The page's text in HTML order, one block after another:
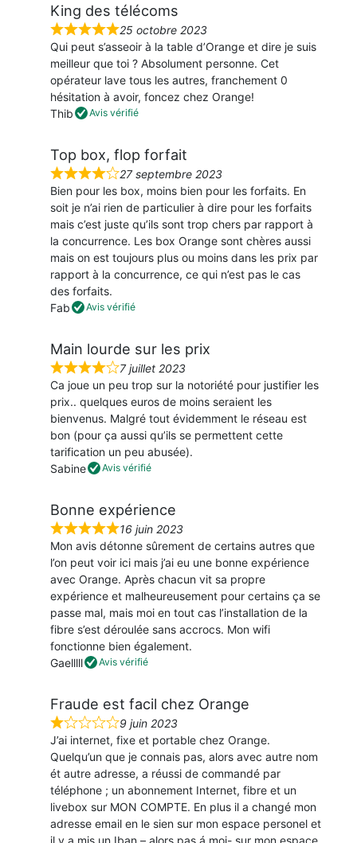
u
r
5
King des télécoms
N
o
t
é
5
s
r
5
25 octobre 2023
Qui peut s’asseoir à la table d’Orange et dire je suis
meilleur que toi ? Absolument personne. Cet
opérateur lave tous les autres, franchement 0
hésitation à avoir, foncez chez Orange!
Thib
Avis vérifié
Top box, flop forfait
N
o
t
é
4
s
u
r
5
27 septembre 2023
Bien pour les box, moins bien pour les forfaits. En
soit je n’ai rien de particulier à dire pour les forfaits
mais c’est juste qu’ils sont trop chers par rapport à
la concurrence. Les box Orange sont chères aussi
mais on est toujours plus ou moins dans les prix par
rapport à la concurrence, ce qui n’est pas le cas
des forfaits.
Fab
Avis vérifié
Main lourde sur les prix
N
o
t
é
4
s
u
5
7 juillet 2023
Ca joue un peu trop sur la notoriété pour justifier les
prix.. quelques euros de moins seraient les
bienvenus. Malgré tout évidemment le réseau est
bon (pour ça aussi qu’ils se permettent cette
tarification un peu abusée).
Sabine
Avis vérifié
Bonne expérience
N
o
t
é
5
s
u
r
5
16 juin 2023
Mon avis détonne sûrement de certains autres que
l’on peut voir ici mais j’ai eu une bonne expérience
avec Orange. Après chacun vit sa propre
expérience et malheureusement pour certains ça se
passe mal, mais moi en tout cas l’installation de la
fibre s’est déroulée sans accrocs. Mon wifi
fonctionne bien également.
Gaelllll
Avis vérifié
Fraude est facil chez Orange
N
o
t
é
1
s
u
9 juin 2023
J’ai internet, fixe et portable chez Orange.
Quelqu’un que je connais pas, alors avec autre nom
ét autre adresse, a réussi de commandé par
téléphone ; un abonnement Internet, fibre et un
livebox sur MON COMPTE. En plus il a changé mon
adresse email en le sien sur mon espace personel et
il y a mis un Iban – alors pas á moi- sur mon espace